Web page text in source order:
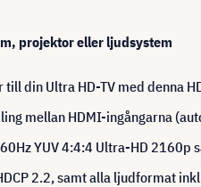
projektor eller ljudsystem
din Ultra HD-TV med denna
mellan HDMI-ingångarna
YUV 4:4:4 Ultra-HD 2160p
2.2, samt alla ljudformat